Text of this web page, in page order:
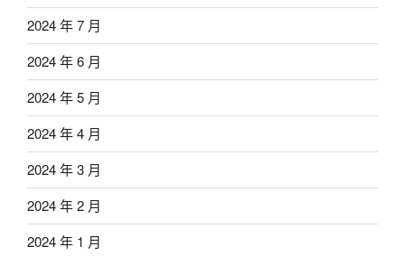
2024 年 7 月
2024 年 6 月
2024 年 5 月
2024 年 4 月
2024 年 3 月
2024 年 2 月
2024 年 1 月